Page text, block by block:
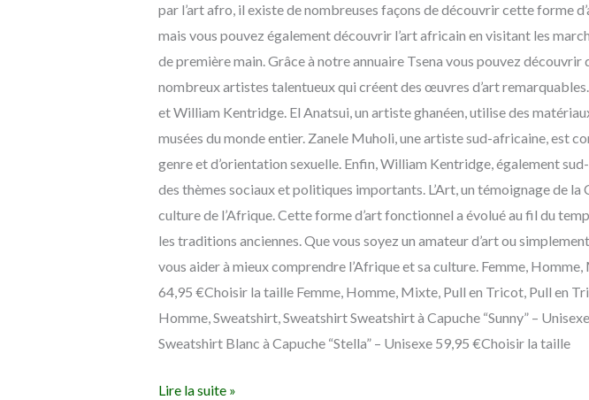
par l’art afro, il existe de nombreuses façons de découvrir cette forme
mais vous pouvez également découvrir l’art africain en visitant les
de première main. Grâce à notre annuaire Tsena vous pouvez
nombreux artistes talentueux qui créent des œuvres d’art
et William Kentridge. El Anatsui, un artiste ghanéen, utilise des
musées du monde entier. Zanele Muholi, une artiste sud-africaine, est
genre et d’orientation sexuelle. Enfin, William Kentridge, également
des thèmes sociaux et politiques importants. L’Art, un témoignage de
culture de l’Afrique. Cette forme d’art fonctionnel a évolué au fil du
les traditions anciennes. Que vous soyez un amateur d’art ou
vous aider à mieux comprendre l’Afrique et sa culture. Femme,
64,95 €Choisir la taille Femme, Homme, Mixte, Pull en Tricot, Pull en
Homme, Sweatshirt, Sweatshirt Sweatshirt à Capuche “Sunny” –
Sweatshirt Blanc à Capuche “Stella” – Unisexe 59,95 €Choisir la taille
Lire la suite »